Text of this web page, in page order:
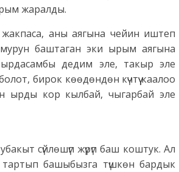
жаралды.
аны аягына чейин иштеп
баштаган эки ырым аягына
ырдасамбы дедим эле, такыр эле
бирок көөдөндөн күчтүү каалоо
ырды кор кылбай, чыгарбай эле
сүйлөшүп жүрүп баш коштук. Ал
тартып башыбызга түшкөн бардык